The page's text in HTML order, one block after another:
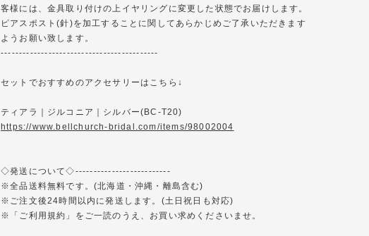
客様には、金具取り付けの上イヤリングに変更した状態でお届けします。
ピアスポスト(針)を加工することに関してあらかじめご了承いただきます
ようお願い致します。
-------------------------------------------
セットでおすすめのアクセサリーはこちら↓
ティアラ｜ジルコニア｜シルバー(BC-T20)
https://www.bellchurch-bridal.com/items/98002004
◇発送について◇--------------------------
※全品送料無料です。(北海道・沖縄・離島含む)
※ご注文後24時間以内に発送します。(土日祝日も対応)
※「ご利用規約」をご一読のうえ、お買い求めくださいませ。